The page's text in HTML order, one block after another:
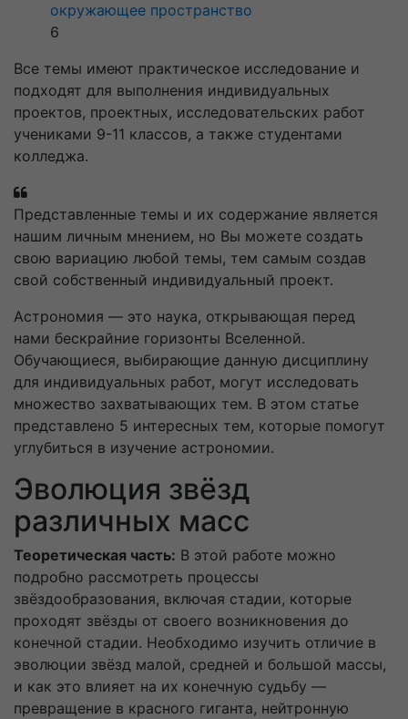
окружающее пространство
6
Все темы имеют практическое исследование и
подходят для выполнения индивидуальных
проектов, проектных, исследовательских работ
учениками 9-11 классов, а также студентами
колледжа.
Представленные темы и их содержание является
нашим личным мнением, но Вы можете создать
свою вариацию любой темы, тем самым создав
свой собственный индивидуальный проект.
Астрономия — это наука, открывающая перед
нами бескрайние горизонты Вселенной.
Обучающиеся, выбирающие данную дисциплину
для индивидуальных работ, могут исследовать
множество захватывающих тем. В этом статье
представлено 5 интересных тем, которые помогут
углубиться в изучение астрономии.
Эволюция звёзд
различных масс
Теоретическая часть: В этой работе можно
подробно рассмотреть процессы
звёздообразования, включая стадии, которые
проходят звёзды от своего возникновения до
конечной стадии. Необходимо изучить отличие в
эволюции звёзд малой, средней и большой массы,
и как это влияет на их конечную судьбу —
превращение в красного гиганта, нейтронную